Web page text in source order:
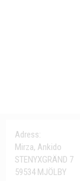
Adress:
Mirza, Ankido
STENYXGRÄND 7
59534 MJÖLBY